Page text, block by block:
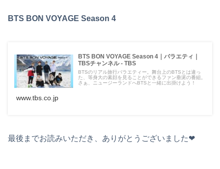
BTS BON VOYAGE Season 4
BTS BON VOYAGE Season 4｜バラエティ｜
TBSチャンネル - TBS
BTSのリアル旅行バラエティー。舞台上のBTSとは違っ
た、等身大の素顔を見ることができるファン垂涎の番組。
さぁ、ニュージーランドへBTSと一緒に出掛けよう！
www.tbs.co.jp
最後までお読みいただき、ありがとうございました❤︎